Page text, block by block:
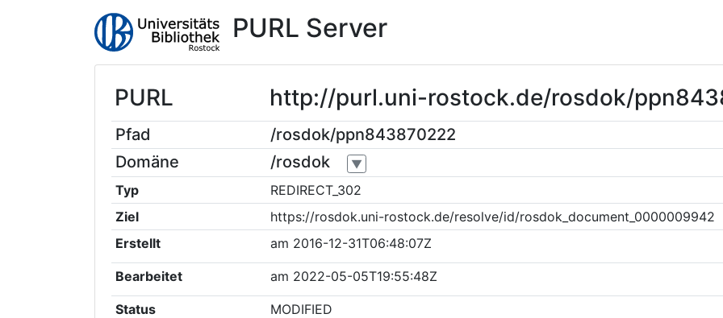
PURL Server
PURL http://purl.uni-rostock.de/rosdok/
Pfad
/rosdok/ppn843870222
Domäne
/rosdok ▼
Typ
REDIRECT_302
Ziel
https://rosdok.uni-rostock.de/resolve/id/rosdok_document_0000009942
Erstellt
am 2016-12-31T06:48:07Z
Bearbeitet am 2022-05-05T19:55:48Z
Status
MODIFIED